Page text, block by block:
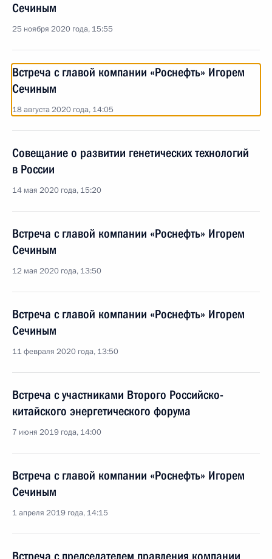
Сечиным
25 ноября 2020 года, 15:55
Встреча с главой компании «Роснефть» Игорем
Сечиным
18 августа 2020 года, 14:05
Совещание о развитии генетических технологий
в России
14 мая 2020 года, 15:20
Встреча с главой компании «Роснефть» Игорем
Сечиным
12 мая 2020 года, 13:50
Встреча с главой компании «Роснефть» Игорем
Сечиным
11 февраля 2020 года, 13:50
Встреча с участниками Второго Российско-
китайского энергетического форума
7 июня 2019 года, 14:00
Встреча с главой компании «Роснефть» Игорем
Сечиным
1 апреля 2019 года, 14:15
Встреча с председателем правления компании